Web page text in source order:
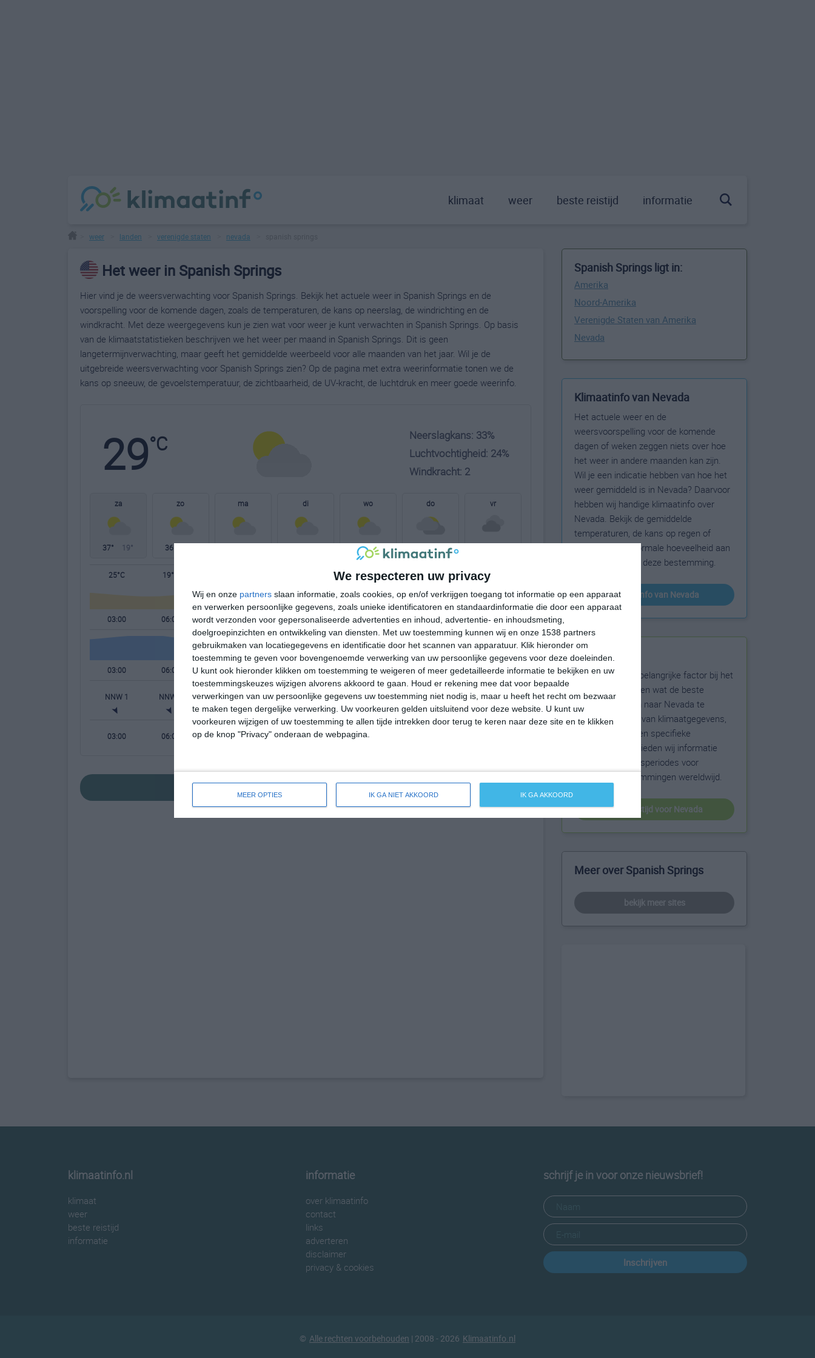
We respecteren uw privacy
Wij en onze partners slaan informatie, zoals cookies, op en/of verkrijgen toegang tot informatie op een apparaat
en verwerken persoonlijke gegevens, zoals unieke identificatoren en standaardinformatie die door een apparaat
wordt verzonden voor gepersonaliseerde advertenties en inhoud, advertentie- en inhoudsmeting,
doelgroepinzichten en ontwikkeling van diensten.
Met uw toestemming kunnen wij en onze 1538 partners
gebruikmaken van locatiegegevens en identificatie door het scannen van apparatuur. Klik hieronder om
toestemming te geven voor bovengenoemde verwerking van uw persoonlijke gegevens voor deze doeleinden.
U kunt ook hieronder klikken om toestemming te weigeren of meer gedetailleerde informatie te bekijken en uw
toestemmingskeuzes wijzigen alvorens akkoord te gaan.
Houd er rekening mee dat voor bepaalde
verwerkingen van uw persoonlijke gegevens uw toestemming niet nodig is, maar u heeft het recht om bezwaar
te maken tegen dergelijke verwerking. Uw voorkeuren gelden uitsluitend voor deze website. U kunt uw
voorkeuren wijzigen of uw toestemming te allen tijde intrekken door terug te keren naar deze site en te klikken
op de knop "Privacy" onderaan de webpagina.
MEER OPTIES IK GA NIET AKKOORD IK GA AKKOORD
klimaat weer beste reistijd informatie
weer landen verenigde staten nevada
Het weer in Spanish Springs
Hier vind je de weersverwachting voor Spanish Springs. Bekijk het actuele weer in Spanish Springs en de
voorspelling voor de komende dagen, zoals de temperaturen, de kans op neerslag, de windrichting en de
windkracht. Met deze weergegevens kun je zien wat voor weer je kunt verwachten in Spanish Springs. Op basis
van de klimaatstatistieken beschrijven we het weer per maand in Spanish Springs. Dit is geen
langetermijnverwachting, maar geeft het gemiddelde weerbeeld voor alle maanden van het jaar. Wil je de
uitgebreide weersverwachting voor Spanish Springs zien? Op de pagina met extra weerinformatie tonen we de
kans op sneeuw, de gevoelstemperatuur, de zichtbaarheid, de UV-kracht, de luchtdruk en meer goede weerinfo.
29°C
Neerslagkans: 33%
Luchtvochtigheid: 24%
Windkracht: 2
za
37° 19°
zo
36°
ma di wo
33° 16°
do
16°
vr
25°C 19°C 36°C 35°C 30°C 25°C
03:00 06:00 09:00 12:00 15:00 18:00 21:00 00:00
03:00 06:00 09:00 12:00 15:00 18:00 21:00 00:00
NNW 1 NNW 1 W 1 ZZW 1 WZW 2 W 2 WNW 2 N 2
03:00 06:00 09:00 12:00 15:00
bekijk de uitgebreide weersverwachting voor Spanish Springs
Spanish Springs ligt in:
Amerika
Noord-Amerika
Verenigde Staten van Amerika
Nevada
Klimaatinfo van Nevada
Het actuele weer en de
weersvoorspelling voor de komende
dagen of weken zeggen niets over hoe
het weer in andere maanden kan zijn.
Wil je een indicatie hebben van hoe het
weer gemiddeld is in Nevada? Daarvoor
hebben wij handige klimaatinfo over
Nevada. Bekijk de gemiddelde
temperaturen, de kans op regen of
sneeuw en de normale hoeveelheid aan
zonneschijn voor deze bestemming.
klimaatinfo van Nevada
Beste reistijd
Het weer is een belangrijke factor bij het
reizen. Wil je weten wat de beste
maanden zijn om naar Nevada te
reizen? Op basis van klimaatgegevens,
weersextremen en specifieke
weerinformatie bieden wij informatie
over de beste reisperiodes voor
duizenden bestemmingen wereldwijd.
beste reistijd voor Nevada
Meer over Spanish Springs
bekijk meer sites
klimaatinfo.nl
klimaat
weer
beste reistijd
informatie
informatie
over klimaatinfo
contact
links
adverteren
disclaimer
privacy & cookies
schrijf je in voor onze nieuwsbrief!
Inschrijven
© Alle rechten voorbehouden | 2008 - 2026 Klimaatinfo.nl